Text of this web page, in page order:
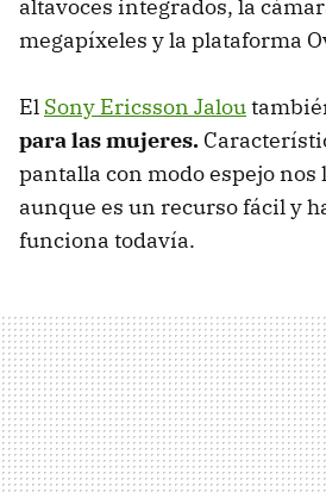
altavoces integrados, la
megapíxeles y la plataforma
El Sony Ericsson Jalou
para las mujeres.
pantalla con modo espejo nos
aunque es un recurso fácil y
funciona todavía.